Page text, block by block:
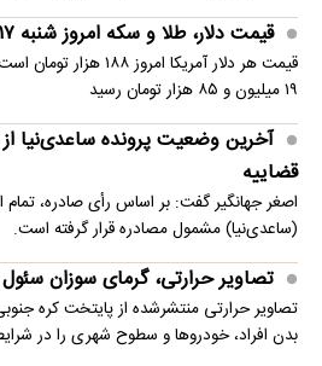
قیمت دلار، طلا و سکه امروز شنبه ۱۷ مرداد ۱۴۰۵
۱۹ میلیون و ۸۵ هزار تومان رسید
آخرین وضعیت پرونده ساعدی‌نیا
قضاییه
اصغر جهانگیر گفت: بر اساس رأی صادره، تمام
(ساعدی‌نیا) مشمول مصادره قرار گرفته است.
تصاویر حرارتی، گرمای سوزان
تصاویر حرارتی منتشرشده از پایتخت کره
بدن افراد، خودروها و سطوح شهری را در